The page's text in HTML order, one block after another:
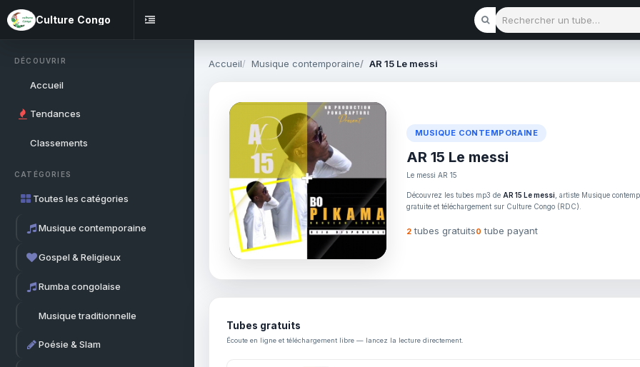
Culture Congo
Rechercher un tube
DÉCOUVRIR
Accueil
Tendances
Classements
CATÉGORIES
Toutes les catégories
Musique contemporaine
Gospel & Religieux
Rumba congolaise
Musique traditionnelle
Poésie & Slam
Accueil Musique contemporaine AR 15 Le messi
MUSIQUE CONTEMPORAINE
AR 15 Le messi
Le messi AR 15
Découvrez les tubes mp3 de AR 15 Le messi , artiste Musique
gratuite et téléchargement sur Culture Congo (RDC).
2 tubes gratuits0 tube payant
Tubes gratuits
Écoute en ligne et téléchargement libre — lancez la lecture directement.